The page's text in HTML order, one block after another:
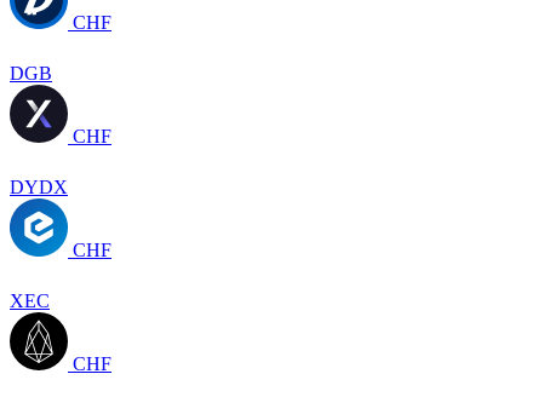
CHF
DGB
CHF
DYDX
CHF
XEC
CHF